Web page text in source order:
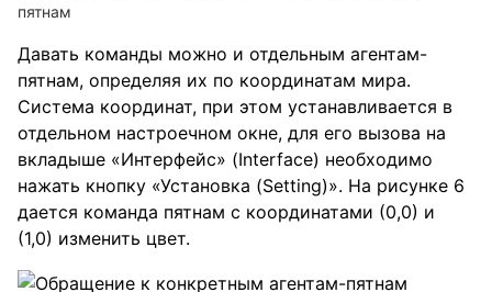
пятнам
Давать команды можно и отдельным агентам-
пятнам, определяя их по координатам мира.
Система координат, при этом устанавливается в
отдельном настроечном окне, для его вызова на
вкладыше «Интерфейс» (Interface) необходимо
нажать кнопку «Установка (Setting)». На рисунке 6
дается команда пятнам с координатами (0,0) и
(1,0) изменить цвет.